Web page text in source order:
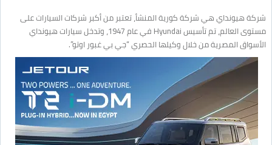
شركة هيونداي هي شركة كورية المنشأ، تعتبر من أكبر شركات السيارات على
مستوى العالم، تم تأسيس Hyundai في عام 1947، وتدخل سيارات هيونداي
الأسواق المصرية من خلال وكيلها الحصري “جي بي غبور اوتو”.